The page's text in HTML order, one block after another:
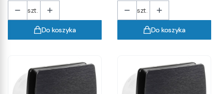
szt.
Do koszyka
szt.
Do koszyka